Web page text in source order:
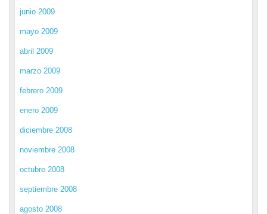
junio 2009
mayo 2009
abril 2009
marzo 2009
febrero 2009
enero 2009
diciembre 2008
noviembre 2008
octubre 2008
septiembre 2008
agosto 2008